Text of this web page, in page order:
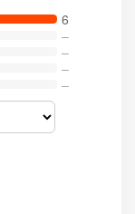
6
–
–
–
–